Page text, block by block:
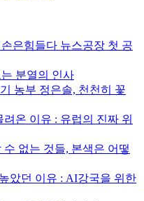
은힘들다 뉴스공장 첫 공
분열의 인사
농부 정은솔, 천천히 꽃
온 이유 : 유럽의 진짜 위
없는 것들, 본색은 어떻
았던 이유 : AI강국을 위한